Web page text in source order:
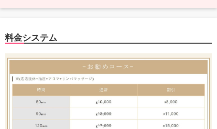
料金システム